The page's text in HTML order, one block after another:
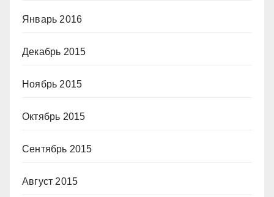
Январь 2016
Декабрь 2015
Ноябрь 2015
Октябрь 2015
Сентябрь 2015
Август 2015